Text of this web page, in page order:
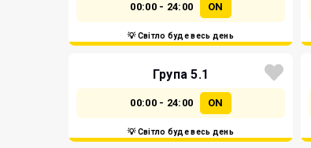
00:00 - 24:00 ON
💡 Світло буде весь день
Група 5.1
00:00 - 24:00 ON
💡 Світло буде весь день